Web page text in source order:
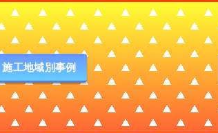
施工地域別事例